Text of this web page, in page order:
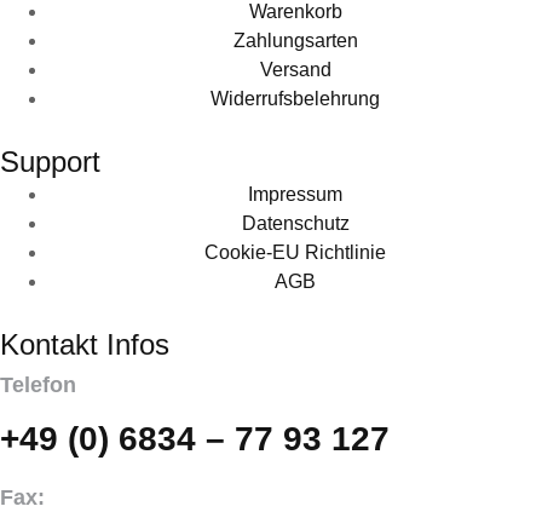
Warenkorb
Zahlungsarten
Versand
Widerrufsbelehrung
Support
Impressum
Datenschutz
Cookie-EU Richtlinie
AGB
Kontakt Infos
Telefon
+49 (0) 6834 – 77 93 127
Fax: